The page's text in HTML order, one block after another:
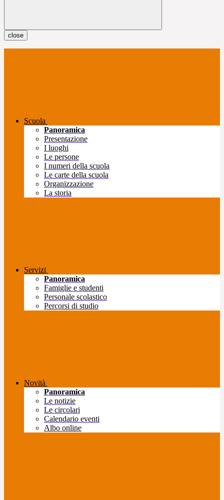
close
Scuola
Panoramica
Presentazione
I luoghi
Le persone
I numeri della scuola
Le carte della scuola
Organizzazione
La storia
Servizi
Panoramica
Famiglie e studenti
Personale scolastico
Percorsi di studio
Novità
Panoramica
Le notizie
Le circolari
Calendario eventi
Albo online